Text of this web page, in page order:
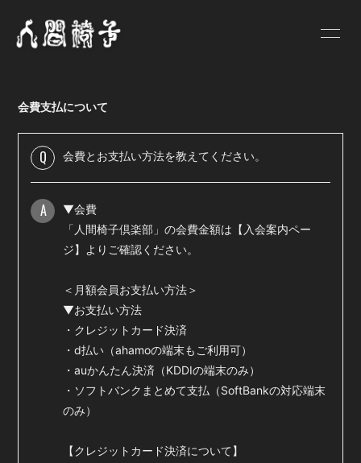
SCHEDULE
VIDEO
DISCOGRAPHY
GOODS
BLOG
人間椅子画報
遺言状放送
お問い合わせ
会員登録
会費支払について
Q 会費とお支払い方法を教えてください。
A
▼会費
「人間椅子倶楽部」の会費金額は【 入会案内ペー
ジ】よりご確認ください。
＜月額会員お支払い方法＞
▼お支払い方法
・クレジットカード決済
・d払い（ahamoの端末もご利用可）
・auかんたん決済（KDDIの端末のみ）
・ソフトバンクまとめて支払（SoftBankの対応端末
のみ）
【クレジットカード決済について】